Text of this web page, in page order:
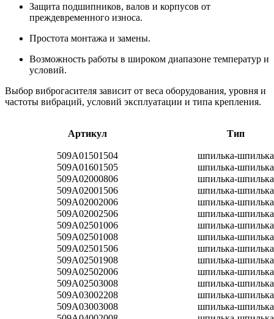
Защита подшипников, валов и корпусов от
преждевременного износа.
Простота монтажа и замены.
Возможность работы в широком диапазоне температур и
условий.
Выбор виброгасителя зависит от веса оборудования, уровня и
частоты вибраций, условий эксплуатации и типа крепления.
Артикул Тип
509A01501504
шпилька-шпилька
509A01601505
шпилька-шпилька
509A02000806
шпилька-шпилька
509A02001506
шпилька-шпилька
509A02002006
шпилька-шпилька
509A02002506
шпилька-шпилька
509A02501006
шпилька-шпилька
509A02501008
шпилька-шпилька
509A02501506
шпилька-шпилька
509A02501908
шпилька-шпилька
509A02502006
шпилька-шпилька
509A02503008
шпилька-шпилька
509A03002208
шпилька-шпилька
509A03003008
шпилька-шпилька